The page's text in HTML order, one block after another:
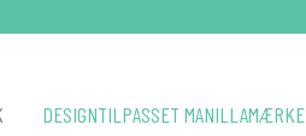
DESIGNTILPASSET MANILLAMÆRKE